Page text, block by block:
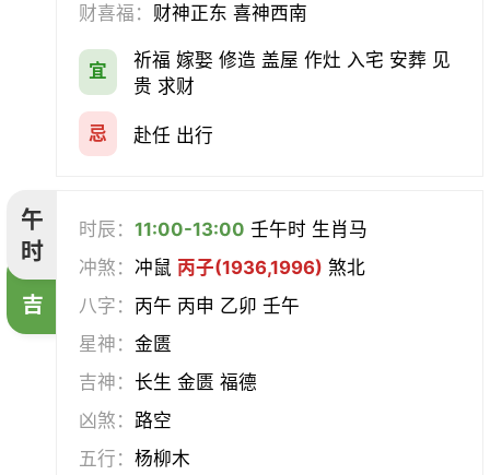
财喜福： 财神正东 喜神西南
宜
祈福 嫁娶 修造 盖屋 作灶 入宅 安葬 见
贵 求财
忌 赴任 出行
午
时
吉
时辰：11:00-13:00 壬午时 生肖马
冲煞：冲鼠 丙子(1936,1996) 煞北
八字： 丙午 丙申 乙卯 壬午
星神：金匮
吉神： 长生 金匮 福德
凶煞：路空
五行：杨柳木